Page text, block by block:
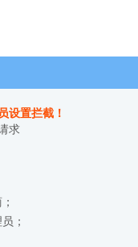
设置拦截！
求
；